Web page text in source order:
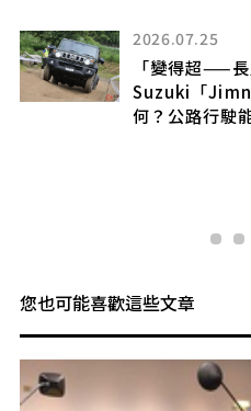
2026.07.25
「變得超——
Suzuki「
何？公路行駛
您也可能喜歡這些文章